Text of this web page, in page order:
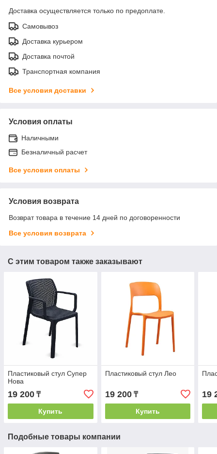
Доставка осуществляется только по предоплате.
Самовывоз
Доставка курьером
Доставка почтой
Транспортная компания
Все условия доставки
Условия оплаты
Наличными
Безналичный расчет
Все условия оплаты
Условия возврата
Возврат товара в течение 14 дней по договоренности
Все условия возврата
С этим товаром также заказывают
Пластиковый стул Супер
Нова
19 200 ₸
Купить
Пластиковый стул Лео
19 200₸
Купить
19
Подобные товары компании